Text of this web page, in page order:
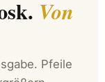
Von
Pfeile